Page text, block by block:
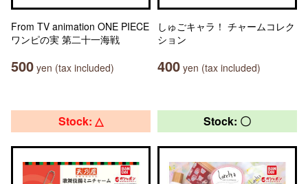
From TV animation ONE PIECE
ワンピの実 第二十一海戦
500 yen (tax included)
しゅごキャラ！ チャームコレク
ション
400 yen (tax included)
Stock: △ Stock: 〇